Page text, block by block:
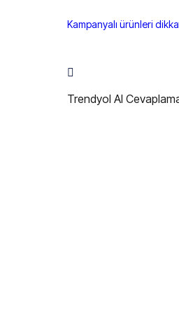
Kampanyalı ürünleri
Trendyol AI